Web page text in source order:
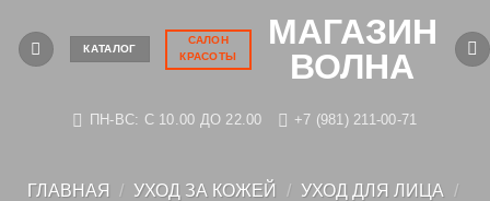
content
МАГАЗИН
ВОЛНА
КАТАЛОГ
САЛОН
КРАСОТЫ
ПН-ВС: C 10.00 ДО 22.00 +7 (981) 211-00-71
ГЛАВНАЯ / УХОД ЗА КОЖЕЙ / УХОД ДЛЯ ЛИЦА
/